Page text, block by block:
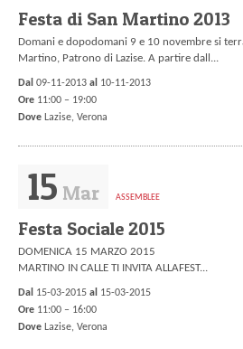
Festa di San Martino 2013
Domani e dopodomani 9 e 10 novembre si
Martino, Patrono di Lazise. A partire dall...
Dal 09-11-2013 al 10-11-2013
Ore 11:00 – 19:00
Dove Lazise, Verona
15 Mar ASSEMBLEE
Festa Sociale 2015
DOMENICA 15 MARZO 2015
MARTINO IN CALLE TI INVITA ALLAFEST...
Dal 15-03-2015 al 15-03-2015
Ore 11:00 – 16:00
Dove Lazise, Verona